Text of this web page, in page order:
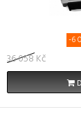
36 058 Kč
-6